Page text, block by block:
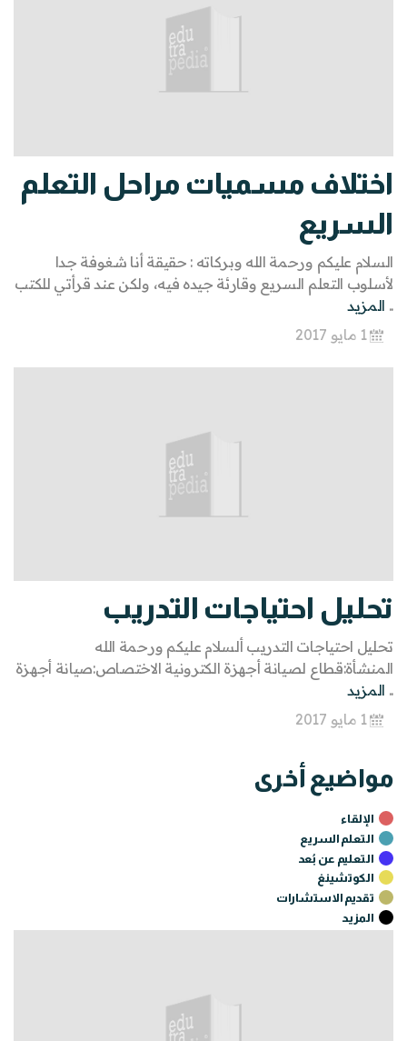
اختلاف مسميات مراحل التعلم
السريع
السلام عليكم ورحمة الله وبركاته : حقيقة أنا شغوفة جدا
لأسلوب التعلم السريع وقارئة جيده فيه، ولكن عند قرأتي للكتب
.. المزيد
1 مايو 2017
تحليل احتياجات التدريب
تحليل احتياجات التدريب ألسلام عليكم ورحمة الله
المنشأة:قطاع لصيانة أجهزة الكترونية الاختصاص:صيانة أجهزة
.. المزيد
1 مايو 2017
مواضيع أخرى
الإلقاء
التعلم السريع
التعليم عن بُعد
الكوتشينغ
تقديم الاستشارات
المزيـد